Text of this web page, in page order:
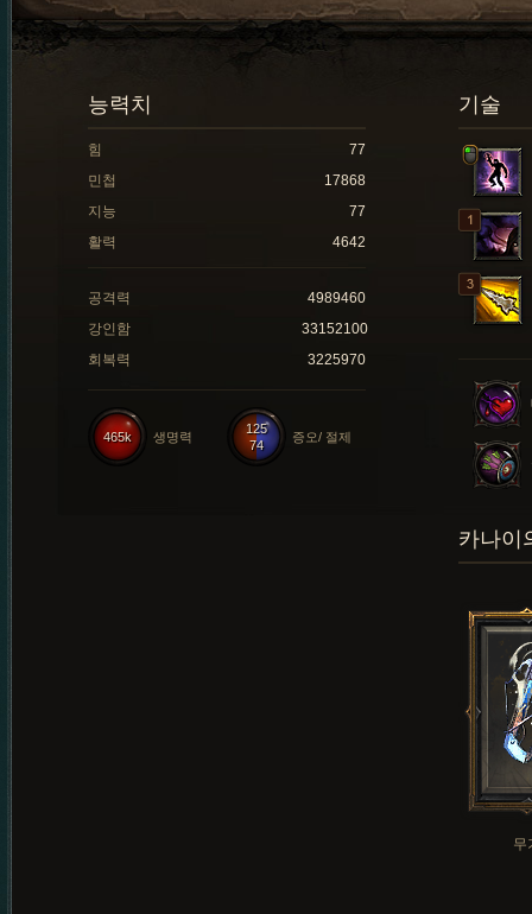
기술
능력치
힘
77
민첩
17868
지능
77
활력
4642
공격력
4989460
강인함
33152100
회복력
3225970
125
74
증오/ 절제
465k 생명력
카나이
무